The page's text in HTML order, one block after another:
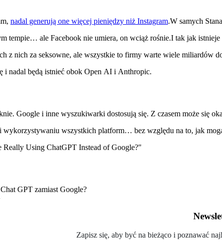
nadal generują one więcej pieniędzy niż Instagram.W samych
tempie… ale Facebook nie umiera, on wciąż rośnie.I tak jak
z nich za seksowne, ale wszystkie to firmy warte wiele miliardów
i nadal będą istnieć obok Open AI i Anthropic.
Google i inne wyszukiwarki dostosują się. Z czasem może się
wykorzystywaniu wszystkich platform… bez względu na to, jak
Using ChatGPT Instead of Google?"
Zapisz się, aby być na bieżąco i poznawać